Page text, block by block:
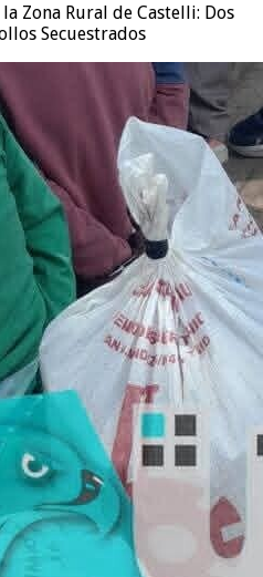
Zona Rural de Castelli: Dos
Secuestrados